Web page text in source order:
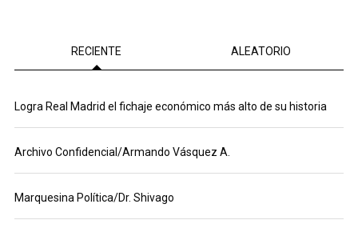
RECIENTE ALEATORIO
Logra Real Madrid el fichaje económico más alto de su historia
Archivo Confidencial/Armando Vásquez A.
Marquesina Política/Dr. Shivago